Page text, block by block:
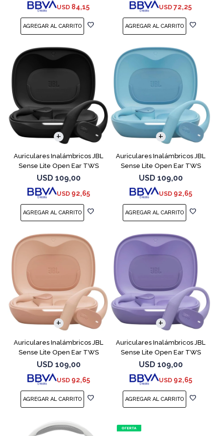
USD 84,15 USD 72,25
Auriculares Inalámbricos JBL
Sense Lite Open Ear TWS
Negro
USD 109,00
USD 92,65
Auriculares Inalámbricos JBL
Sense Lite Open Ear TWS
Azul
USD 109,00
USD 92,65
Auriculares Inalámbricos JBL
Sense Lite Open Ear TWS
Beige
USD 109,00
USD 92,65
Auriculares Inalámbricos JBL
Sense Lite Open Ear TWS
Purple
USD 109,00
USD 92,65